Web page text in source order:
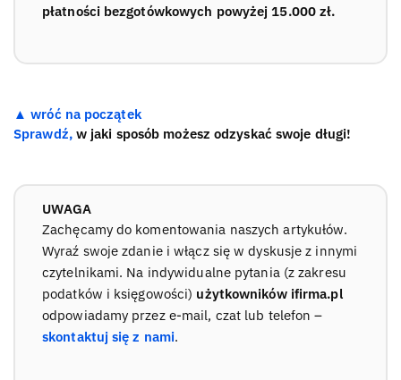
płatności bezgotówkowych powyżej 15.000 zł.
▲ wróć na początek
Sprawdź,w jaki sposób możesz odzyskać swoje długi!
UWAGA
Zachęcamy do komentowania naszych artykułów.
Wyraź swoje zdanie i włącz się w dyskusje z innymi
czytelnikami. Na indywidualne pytania (z zakresu
podatków i księgowości) użytkowników ifirma.pl
odpowiadamy przez e-mail, czat lub telefon –
skontaktuj się z nami.